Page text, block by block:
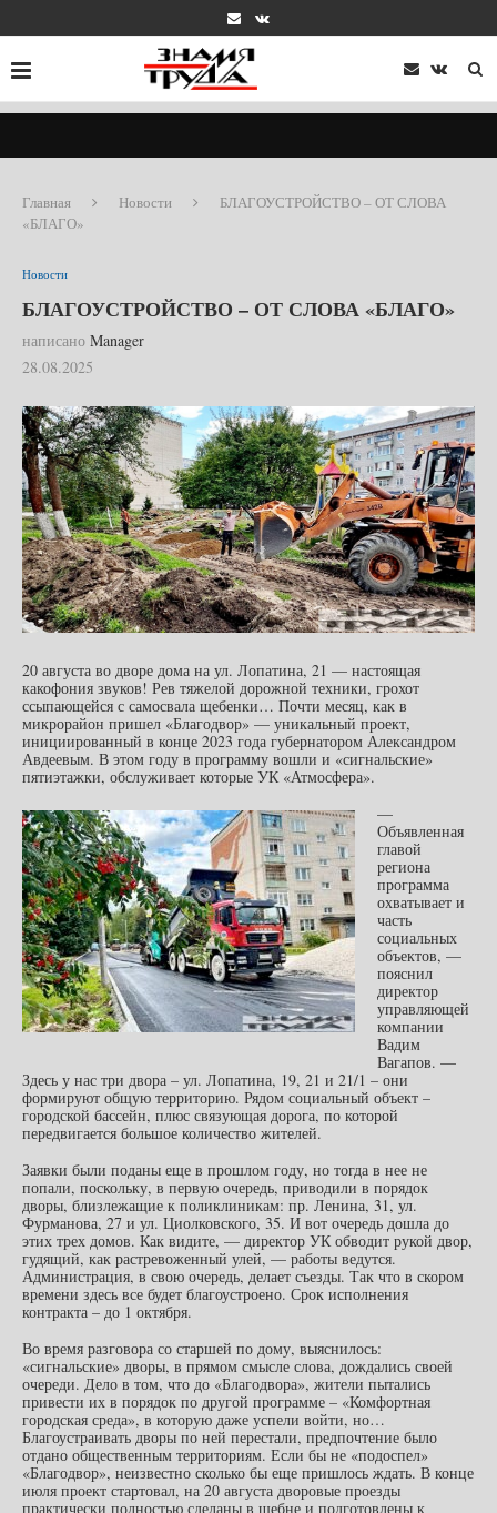
Главная Новости
БЛАГОУСТРОЙСТВО – ОТ СЛОВА
«БЛАГО»
Новости
БЛАГОУСТРОЙСТВО – ОТ СЛОВА «БЛАГО»
написано Manager
28.08.2025
20 августа во дворе дома на ул. Лопатина, 21 — настоящая
какофония звуков! Рев тяжелой дорожной техники, грохот
ссыпающейся с самосвала щебенки… Почти месяц, как в
микрорайон пришел «Благодвор» — уникальный проект,
инициированный в конце 2023 года губернатором Александром
Авдеевым. В этом году в программу вошли и «сигнальские»
пятиэтажки, обслуживает которые УК «Атмосфера».
—
Объявленная
главой
региона
программа
охватывает и
часть
социальных
объектов, —
пояснил
директор
управляющей
компании
Вадим
Вагапов. —
Здесь у нас три двора – ул. Лопатина, 19, 21 и 21/1 – они
формируют общую территорию. Рядом социальный объект –
городской бассейн, плюс связующая дорога, по которой
передвигается большое количество жителей.
Заявки были поданы еще в прошлом году, но тогда в нее не
попали, поскольку, в первую очередь, приводили в порядок
дворы, близлежащие к поликлиникам: пр. Ленина, 31, ул.
Фурманова, 27 и ул. Циолковского, 35. И вот очередь дошла до
этих трех домов. Как видите, — директор УК обводит рукой двор,
гудящий, как растревоженный улей, — работы ведутся.
Администрация, в свою очередь, делает съезды. Так что в скором
времени здесь все будет благоустроено. Срок исполнения
контракта – до 1 октября.
Во время разговора со старшей по дому, выяснилось:
«сигнальские» дворы, в прямом смысле слова, дождались своей
очереди. Дело в том, что до «Благодвора», жители пытались
привести их в порядок по другой программе – «Комфортная
городская среда», в которую даже успели войти, но…
Благоустраивать дворы по ней перестали, предпочтение было
отдано общественным территориям. Если бы не «подоспел»
«Благодвор», неизвестно сколько бы еще пришлось ждать. В конце
июля проект стартовал, на 20 августа дворовые проезды
практически полностью сделаны в щебне и подготовлены к